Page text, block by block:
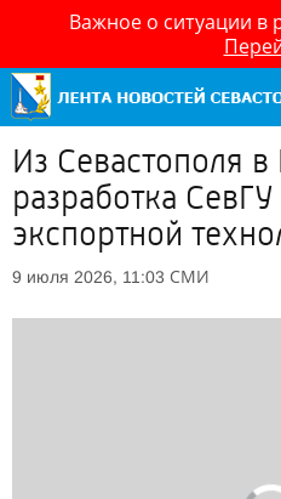
Важное о ситуации в
Из Севастополя в
разработка
экспортной
9 июля 2026, 11:03 СМИ